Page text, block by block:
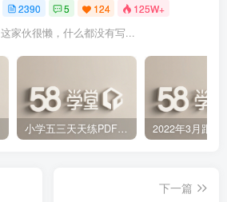
2390 5 124 125W+
这家伙很懒，什么都没有写...
小学五三天天练PDF（压缩打包）百度网盘分享下载
下一篇